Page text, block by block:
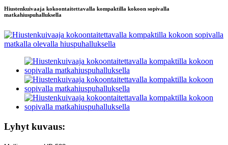
Hiustenkuivaaja kokoontaitettavalla kompaktilla kokoon sopivalla
matkahiuspuhalluksella
Lyhyt kuvaus: